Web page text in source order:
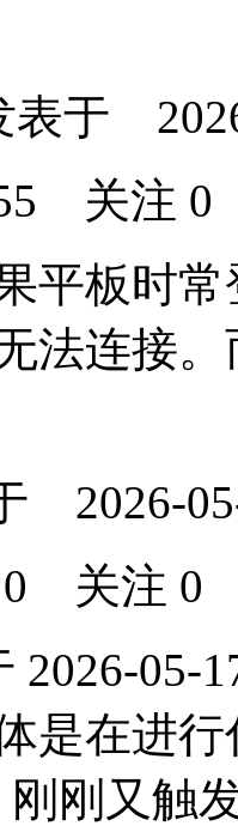
于
关注 0
平板时
法连接
2026-
0 关注 0
2026-05-
是在进
刚刚又触